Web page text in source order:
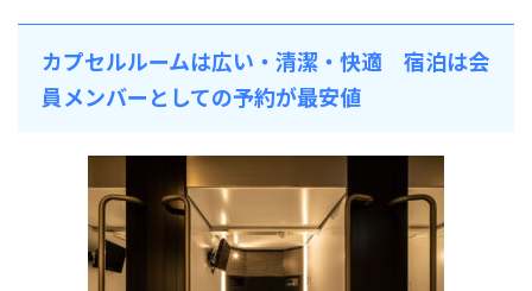
カプセルルームは広い・清潔・快適 宿泊は会
員メンバーとしての予約が最安値